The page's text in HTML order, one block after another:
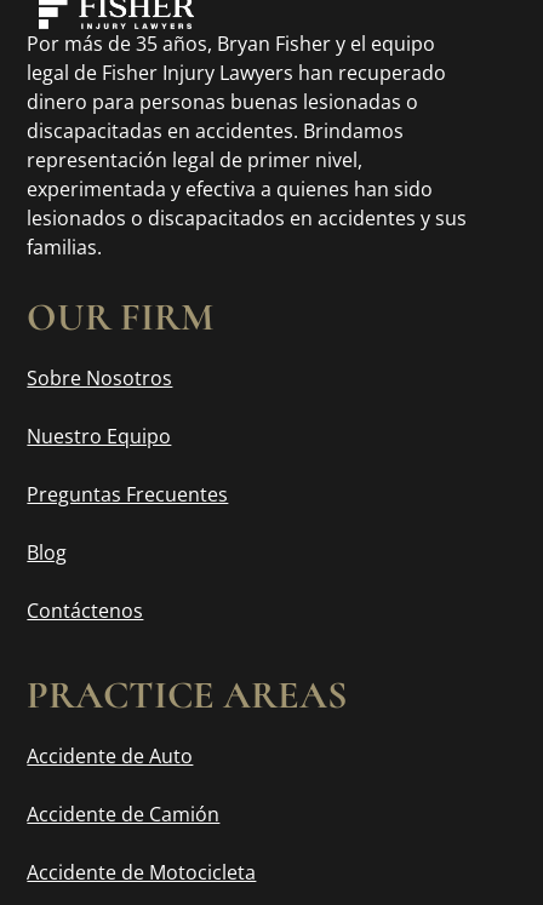
Por más de 35 años, Bryan Fisher y el equipo
legal de Fisher Injury Lawyers han recuperado
dinero para personas buenas lesionadas o
discapacitadas en accidentes. Brindamos
representación legal de primer nivel,
experimentada y efectiva a quienes han sido
lesionados o discapacitados en accidentes y sus
familias.
OUR FIRM
Sobre Nosotros
Nuestro Equipo
Preguntas Frecuentes
Blog
Contáctenos
PRACTICE AREAS
Accidente de Auto
Accidente de Camión
Accidente de Motocicleta